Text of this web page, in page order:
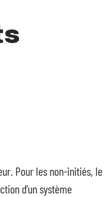
Pour les non-initiés, le
d’un système